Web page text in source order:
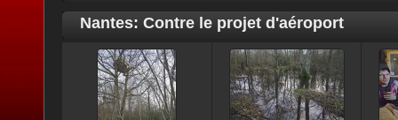
Nantes: Contre le projet d'aéroport